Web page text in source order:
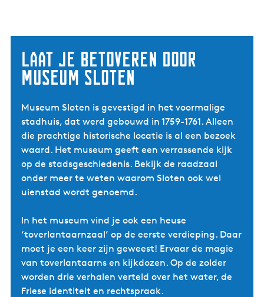
Laat je betoveren door
Museum Sloten
Museum Sloten is gevestigd in het voormalige
stadhuis, dat werd gebouwd in 1759-1761. Alleen
die prachtige historische locatie is al een bezoek
waard. Het museum geeft een verrassende kijk
op de stadsgeschiedenis. Bekijk de raadzaal
onder meer te weten waarom Sloten ook wel
uienstad wordt genoemd.
In het museum vind je ook een heuse
‘toverlantaarnzaal’ op de eerste verdieping. Daar
moet je een keer zijn geweest! Ervaar de magie
van toverlantaarns en kijkdozen. Op de zolder
worden drie verhalen verteld over het water, de
Friese identiteit en rechtspraak.